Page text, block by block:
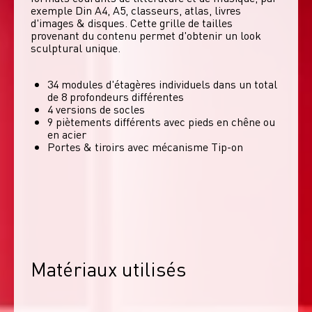
exemple Din A4, A5, classeurs, atlas, livres
d'images & disques. Cette grille de tailles
provenant du contenu permet d'obtenir un look
sculptural unique.
34 modules d'étagères individuels dans un total
de 8 profondeurs différentes
4 versions de socles
9 piètements différents avec pieds en chêne ou
en acier
Portes & tiroirs avec mécanisme Tip-on
Matériaux utilisés